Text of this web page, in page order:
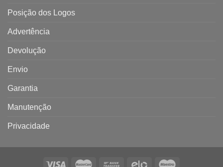
Posição dos Logos
Advertência
Devolução
Envio
Garantia
Manutenção
Privacidade